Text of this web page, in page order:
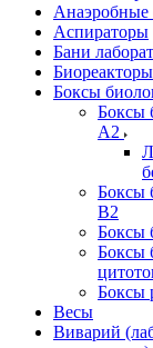
Анаэробные
Аспираторы
Бани
Боксы
Боксы
A2
Боксы
B2
Боксы
Боксы
Боксы
Весы
Виварий